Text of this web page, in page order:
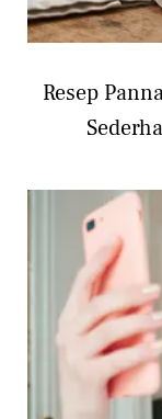
Resep